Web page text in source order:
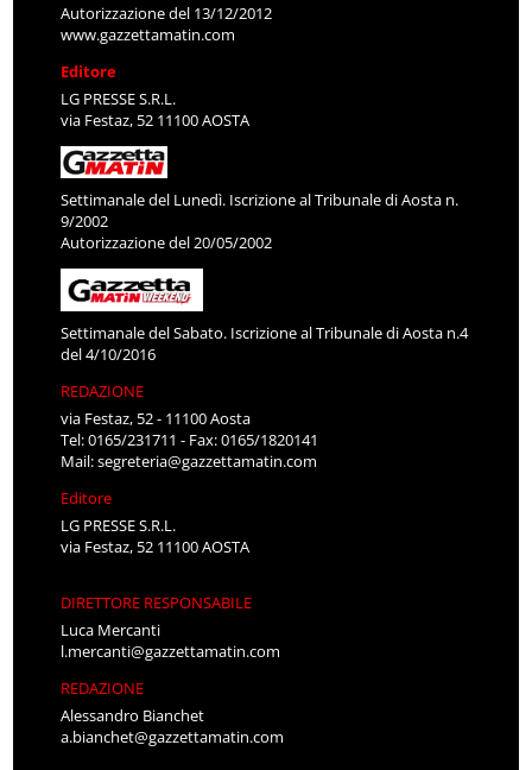
Autorizzazione del 13/12/2012
www.gazzettamatin.com
Editore
LG PRESSE S.R.L.
via Festaz, 52 11100 AOSTA
Settimanale del Lunedì. Iscrizione al Tribunale di Aosta n.
9/2002
Autorizzazione del 20/05/2002
Settimanale del Sabato. Iscrizione al Tribunale di Aosta n.4
del 4/10/2016
REDAZIONE
via Festaz, 52 - 11100 Aosta
Tel: 0165/231711 - Fax: 0165/1820141
Mail:segreteria@gazzettamatin.com
Editore
LG PRESSE S.R.L.
via Festaz, 52 11100 AOSTA
DIRETTORE RESPONSABILE
Luca Mercanti
l.mercanti@gazzettamatin.com
REDAZIONE
Alessandro Bianchet
a.bianchet@gazzettamatin.com